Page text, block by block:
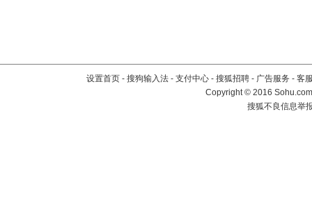
设置首页 - 搜狗输入法 - 支付中心 - 搜狐招聘 - 广告服务 - 客
Copyright©2016
搜狐不良信息举